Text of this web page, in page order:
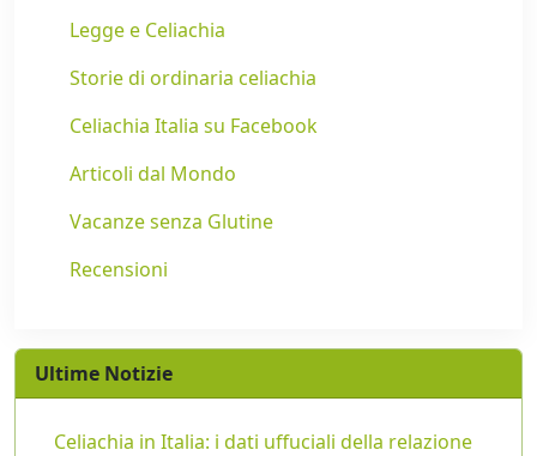
Legge e Celiachia
Storie di ordinaria celiachia
Celiachia Italia su Facebook
Articoli dal Mondo
Vacanze senza Glutine
Recensioni
Ultime Notizie
Celiachia in Italia: i dati uffuciali della relazione